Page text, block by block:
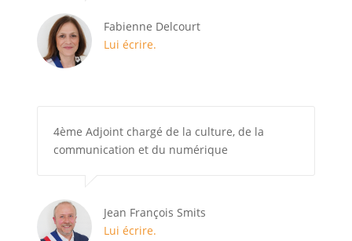
Fabienne Delcourt
Lui écrire.
4ème Adjoint chargé de la culture, de la
communication et du numérique
Jean François Smits
Lui écrire.